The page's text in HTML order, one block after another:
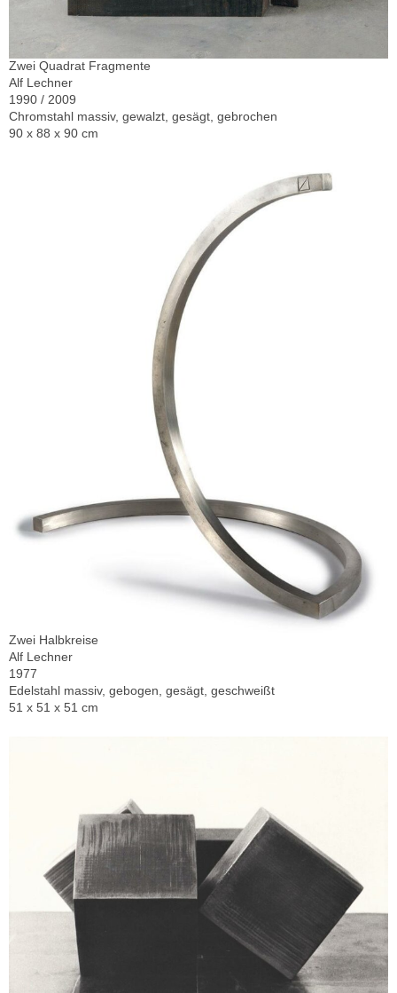
Zwei Quadrat Fragmente
Alf Lechner
1990 / 2009
Chromstahl massiv, gewalzt, gesägt, gebrochen
90 x 88 x 90 cm
Zwei Halbkreise
Alf Lechner
1977
Edelstahl massiv, gebogen, gesägt, geschweißt
51 x 51 x 51 cm